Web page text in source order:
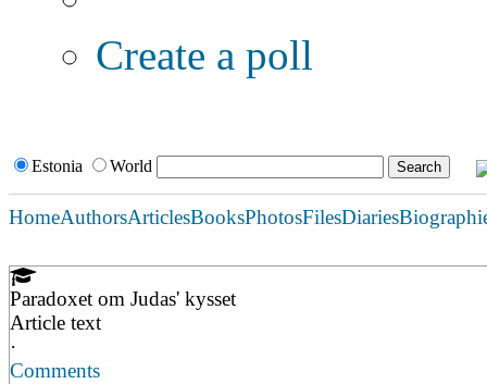
Create a poll
Estonia World
HomeAuthorsArticlesBooksPhotosFilesDiaries
Paradoxet om Judas' kysset
Article text
·
Comments